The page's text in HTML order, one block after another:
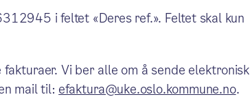
i feltet «Deres ref.». Feltet skal kun
Vi ber alle om å sende elektronisk
mail til: efaktura@uke.oslo.kommune.no.